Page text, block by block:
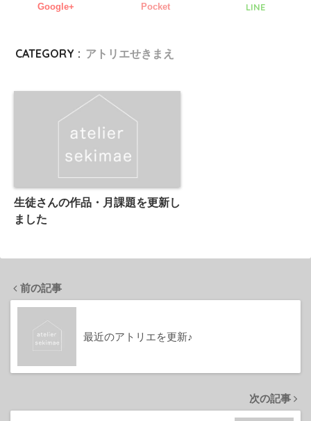
Google+ Pocket LINE
CATEGORY : アトリエせきまえ
生徒さんの作品・月課題を更新し
ました
前の記事
最近のアトリエを更新♪
次の記事